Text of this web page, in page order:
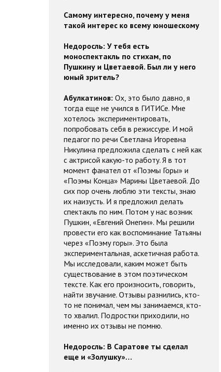
Самому интересно, почему у меня
такой интерес ко всему юношескому
Недоросль: У тебя есть
моноспектакль по стихам, по
Пушкину и Цветаевой. Был ли у него
юный зритель?
Абулкатинов: Ох, это было давно, я
тогда еще не учился в ГИТИСе. Мне
хотелось экспериментировать,
попробовать себя в режиссуре. И мой
педагог по речи Светлана Игоревна
Никулина предложила сделать с ней как
с актрисой какую-то работу. Я в тот
момент фанател от «Поэмы Горы» и
«Поэмы Конца» Марины Цветаевой. До
сих пор очень люблю эти тексты, знаю
их наизусть. И я предложил делать
спектакль по ним. Потом у нас возник
Пушкин, «Евгений Онегин». Мы решили
провести его как воспоминание Татьяны
через «Поэму горы». Это была
экспериментальная, аскетичная работа.
Мы исследовали, каким может быть
существование в этом поэтическом
тексте. Как его произносить, говорить,
найти звучание. Отзывы разнились, кто-
то не понимал, чем мы занимаемся, кто-
то хвалил. Подростки приходили, но
именно их отзывы не помню.
Недоросль: В Саратове ты сделал
еще и «Золушку»…